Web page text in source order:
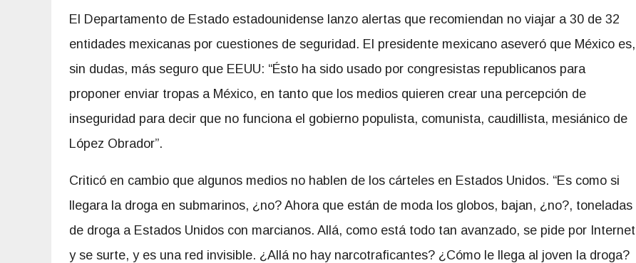
El Departamento de Estado estadounidense lanzo alertas que recomiendan no viajar a 30 de 32
entidades mexicanas por cuestiones de seguridad. El presidente mexicano aseveró que México es,
sin dudas, más seguro que EEUU: “Ésto ha sido usado por congresistas republicanos para
proponer enviar tropas a México, en tanto que los medios quieren crear una percepción de
inseguridad para decir que no funciona el gobierno populista, comunista, caudillista, mesiánico de
López Obrador”.
Criticó en cambio que algunos medios no hablen de los cárteles en Estados Unidos. “Es como si
llegara la droga en submarinos, ¿no? Ahora que están de moda los globos, bajan, ¿no?, toneladas
de droga a Estados Unidos con marcianos. Allá, como está todo tan avanzado, se pide por Internet
y se surte, y es una red invisible. ¿Allá no hay narcotraficantes? ¿Cómo le llega al joven la droga?